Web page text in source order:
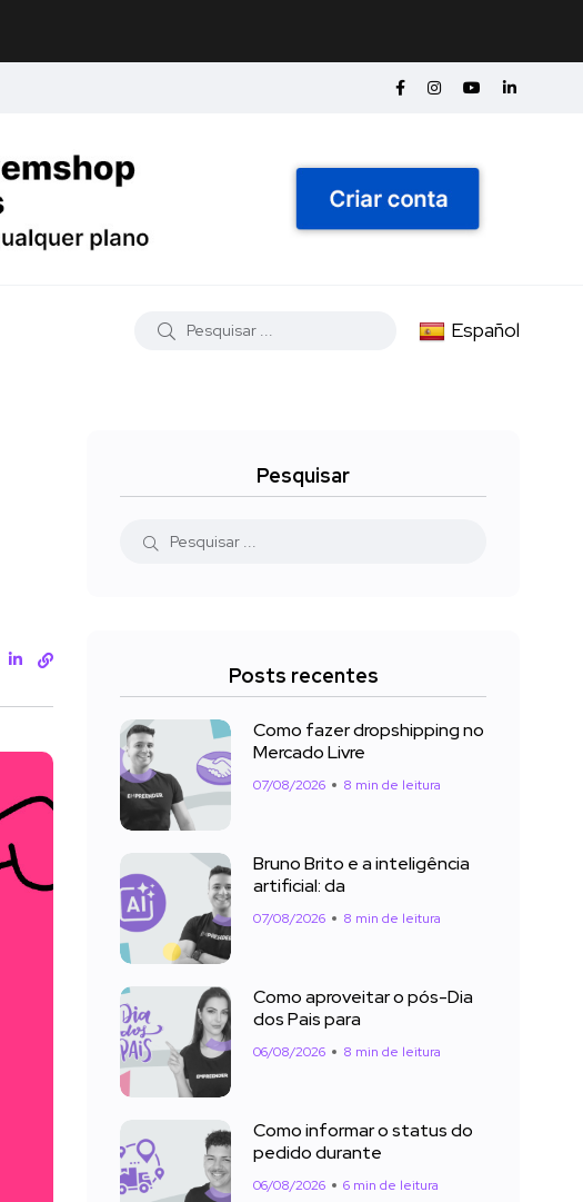
Español
Pesquisar
Posts recentes
Como fazer dropshipping no
Mercado Livre
07/08/2026 8 min de leitura
Bruno Brito e a inteligência
artificial: da
07/08/2026 8 min de leitura
Como aproveitar o pós-Dia
dos Pais para
06/08/2026 8 min de leitura
Como informar o status do
pedido durante
06/08/2026 6 min de leitura